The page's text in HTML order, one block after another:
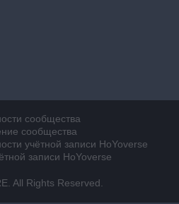
сообщества
сообщества
учётной записи HoYoverse
записи HoYoverse
All Rights Reserved.